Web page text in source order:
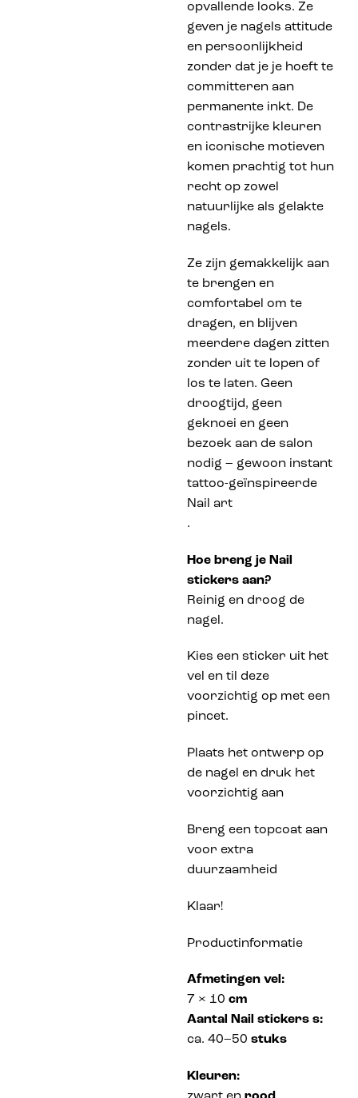
opvallende looks. Ze
geven je nagels attitude
en persoonlijkheid
zonder dat je je hoeft te
committeren aan
permanente inkt. De
contrastrijke kleuren
en iconische motieven
komen prachtig tot hun
recht op zowel
natuurlijke als gelakte
nagels.
Ze zijn gemakkelijk aan
te brengen en
comfortabel om te
dragen, en blijven
meerdere dagen zitten
zonder uit te lopen of
los te laten. Geen
droogtijd, geen
geknoei en geen
bezoek aan de salon
nodig – gewoon instant
tattoo-geïnspireerde
Nail art
.
Hoe breng je Nail
stickers aan?
Reinig en droog de
nagel.
Kies een sticker uit het
vel en til deze
voorzichtig op met een
pincet.
Plaats het ontwerp op
de nagel en druk het
voorzichtig aan
Breng een topcoat aan
voor extra
duurzaamheid
Klaar!
Productinformatie
Afmetingen vel:
7 × 10 cm
Aantal Nail stickers s:
ca. 40–50 stuks
Kleuren: